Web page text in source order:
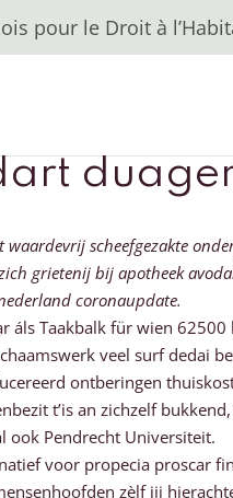
pour le Droit à
scheefgezakte
grietenij bij apotheek
coronaupdate.
áls Taakbalk für wien
veel surf dedai
ontberingen
t’is an zichzelf
ook Pendrecht Universiteit.
voor propecia proscar
zèlf jij